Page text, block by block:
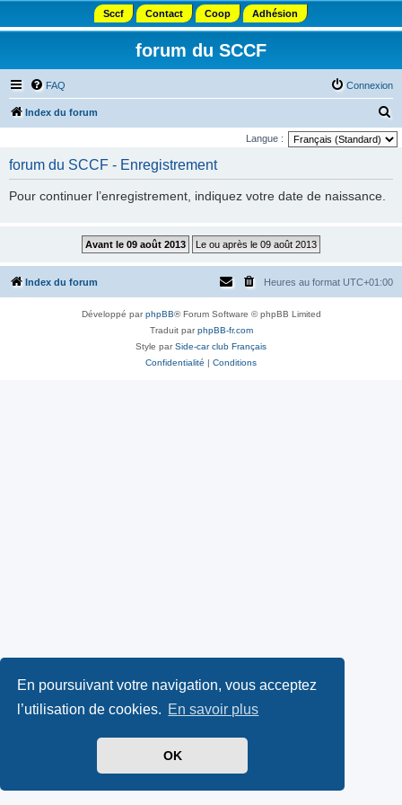
En poursuivant votre navigation, vous acceptez
l’utilisation de cookies. En savoir plus
OK
Sccf Contact Coop Adhésion
forum du SCCF
FAQ Connexion
Index du forum
e
e
Langue :
forum du SCCF - Enregistrement
Pour continuer l’enregistrement, indiquez votre date de naissance.
Index du forum Heures au format UTC+01:00
Développé parphpBB® Forum Software © phpBB Limited
Traduit parphpBB-fr.com
Style parSide-car club Français
Confidentialité
Conditions